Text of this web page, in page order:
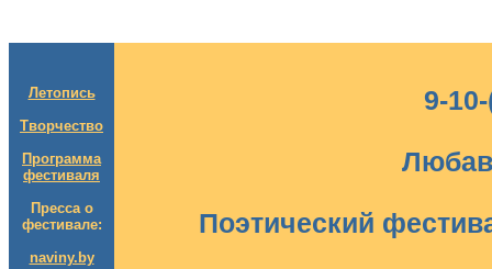
Летопись
Творчество
Программа
фестиваля
Пресса о
фестивале:
naviny.by
9-
Поэтический